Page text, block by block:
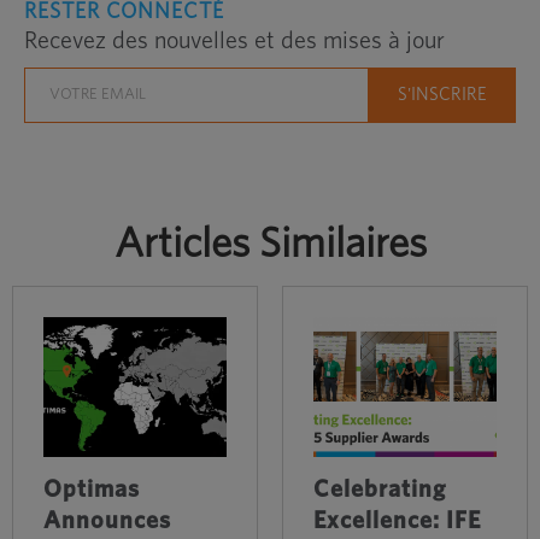
RESTER CONNECTÉ
Recevez des nouvelles et des mises à jour
Articles Similaires
Optimas
Announces
Celebrating
Excellence: IFE